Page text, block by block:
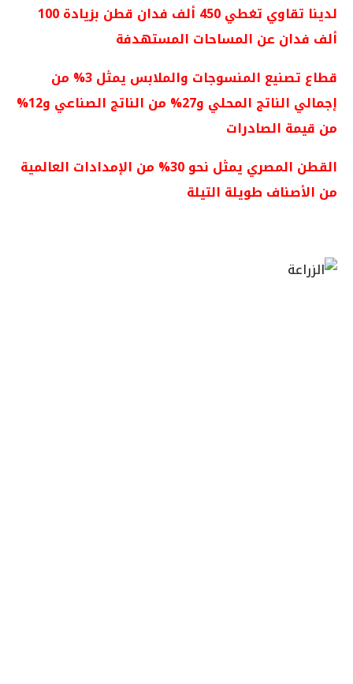
لدينا تقاوي تغطي 450 ألف فدان قطن بزيادة 100
ألف فدان عن المساحات المستهدفة
قطاع تصنيع المنسوجات والملابس يمثل 3% من
إجمالي الناتج المحلي و27% من الناتج الصناعي و12%
من قيمة الصادرات
القطن المصري يمثل نحو 30% من الإمدادات العالمية
من الأصناف طويلة التيلة